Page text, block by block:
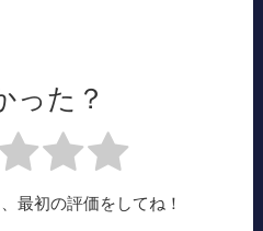
った？
最初の評価をしてね！